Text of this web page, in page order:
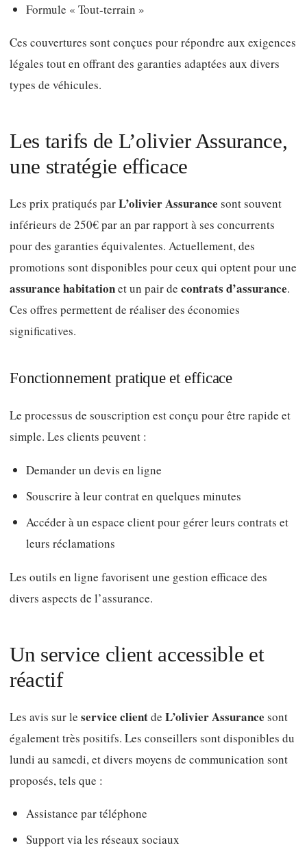
Formule « Tout-terrain »
Ces couvertures sont conçues pour répondre aux exigences
légales tout en offrant des garanties adaptées aux divers
types de véhicules.
Les tarifs de L’olivier Assurance,
une stratégie efficace
Les prix pratiqués parL’olivier Assurance sont souvent
inférieurs de 250€ par an par rapport à ses concurrents
pour des garanties équivalentes. Actuellement, des
promotions sont disponibles pour ceux qui optent pour une
assurance habitationet un pair de contrats d’assurance.
Ces offres permettent de réaliser des économies
significatives.
Fonctionnement pratique et efficace
Le processus de souscription est conçu pour être rapide et
simple. Les clients peuvent :
Demander un devis en ligne
Souscrire à leur contrat en quelques minutes
Accéder à un espace client pour gérer leurs contrats et
leurs réclamations
Les outils en ligne favorisent une gestion efficace des
divers aspects de l’assurance.
Un service client accessible et
réactif
Les avis sur le service clientde L’olivier Assurance sont
également très positifs. Les conseillers sont disponibles du
lundi au samedi, et divers moyens de communication sont
proposés, tels que :
Assistance par téléphone
Support via les réseaux sociaux